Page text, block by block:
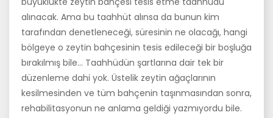
alınacak. Ama bu taahhüt alınsa da bunun kim
tarafından denetleneceği, süresinin ne olacağı, hangi
bölgeye o zeytin bahçesinin tesis edileceği bir boşluğa
bırakılmış bile… Taahhüdün şartlarına dair tek bir
düzenleme dahi yok. Üstelik zeytin ağaçlarının
kesilmesinden ve tüm bahçenin taşınmasından sonra,
rehabilitasyonun ne anlama geldiği yazmıyordu bile.